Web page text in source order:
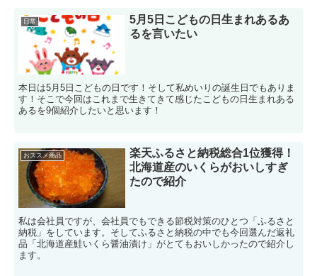
日常
5月5日こどもの日生まれあるあ
るを言いたい
本日は5月5日こどもの日です！そして私めいりの誕生日でもありま
す！そこで今回はこれまで生きてきて感じたこどもの日生まれある
あるを9個紹介したいと思います！
おススメ商品
楽天ふるさと納税総合1位獲得！
北海道産のいくらがおいしすぎ
たので紹介
私は会社員ですが、会社員でもできる節税対策のひとつ「ふるさと
納税」をしています。そしてふるさと納税の中でも今回選んだ返礼
品「北海道産鮭いくら醤油漬け」がとてもおいしかったので紹介し
ます。